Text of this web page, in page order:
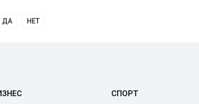
ДА НЕТ
СПОРТ